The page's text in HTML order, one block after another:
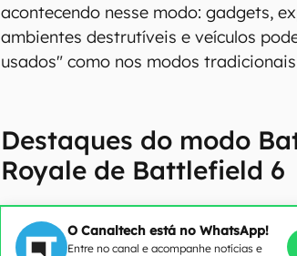
acontecendo nesse modo: gadgets,
ambientes destrutíveis e veículos
usados" como nos modos
Destaques do modo
Royale de Battlefield 6
O Canaltech está no WhatsApp!
Entre no canal e acompanhe notícias e